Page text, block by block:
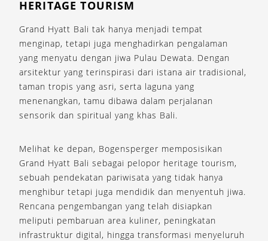
HERITAGE TOURISM
Grand Hyatt Bali tak hanya menjadi tempat
menginap, tetapi juga menghadirkan pengalaman
yang menyatu dengan jiwa Pulau Dewata. Dengan
arsitektur yang terinspirasi dari istana air tradisional,
taman tropis yang asri, serta laguna yang
menenangkan, tamu dibawa dalam perjalanan
sensorik dan spiritual yang khas Bali.
Melihat ke depan, Bogensperger memposisikan
Grand Hyatt Bali sebagai pelopor heritage tourism,
sebuah pendekatan pariwisata yang tidak hanya
menghibur tetapi juga mendidik dan menyentuh jiwa.
Rencana pengembangan yang telah disiapkan
meliputi pembaruan area kuliner, peningkatan
infrastruktur digital, hingga transformasi menyeluruh